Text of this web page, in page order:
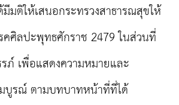
ติให้เสนอกระทรวงสาธารณสุขให้
ศิลปะพุทธศักราช 2479 ในส่วนที่
ภ์ เพื่อแสดงความหมายและ
บูรณ์ ตามบทบาทหน้าที่ที่ได้